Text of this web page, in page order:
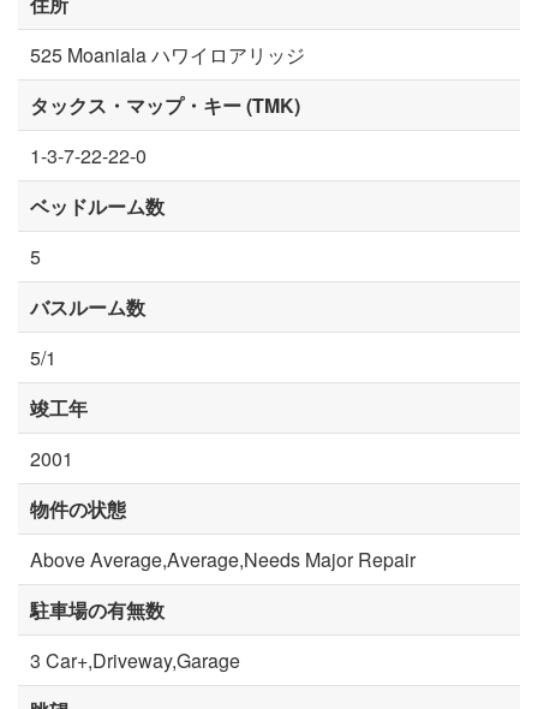
525 Moaniala ハワイロアリッジ
タックス・マップ・キー (TMK)
1-3-7-22-22-0
ベッドルーム数
5
バスルーム数
5/1
竣工年
2001
物件の状態
Above Average,Average,Needs Major Repair
駐車場の有無数
3 Car+,Driveway,Garage